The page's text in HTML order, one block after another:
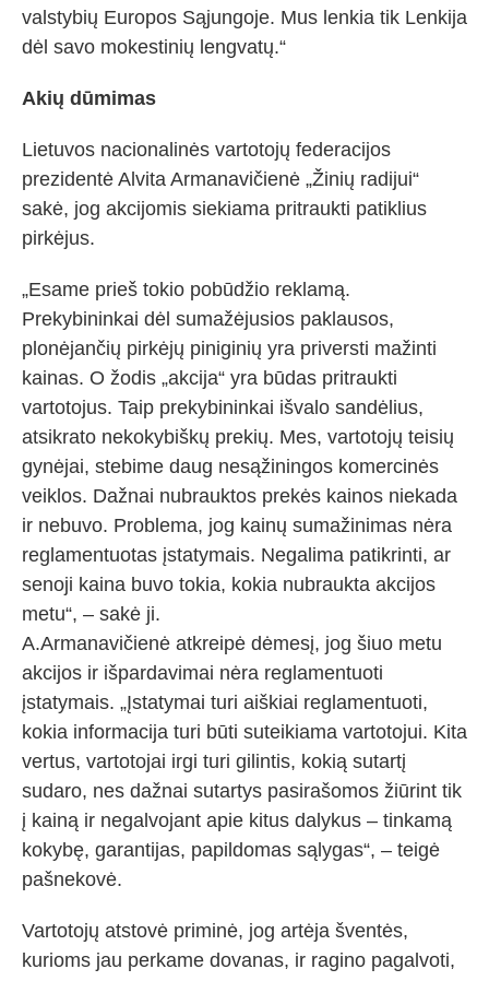
valstybių Europos Sąjungoje. Mus lenkia tik Lenkija
dėl savo mokestinių lengvatų.“
Akių dūmimas
Lietuvos nacionalinės vartotojų federacijos
prezidentė Alvita Armanavičienė „Žinių radijui“
sakė, jog akcijomis siekiama pritraukti patiklius
pirkėjus.
„Esame prieš tokio pobūdžio reklamą.
Prekybininkai dėl sumažėjusios paklausos,
plonėjančių pirkėjų piniginių yra priversti mažinti
kainas. O žodis „akcija“ yra būdas pritraukti
vartotojus. Taip prekybininkai išvalo sandėlius,
atsikrato nekokybiškų prekių. Mes, vartotojų teisių
gynėjai, stebime daug nesąžiningos komercinės
veiklos. Dažnai nubrauktos prekės kainos niekada
ir nebuvo. Problema, jog kainų sumažinimas nėra
reglamentuotas įstatymais. Negalima patikrinti, ar
senoji kaina buvo tokia, kokia nubraukta akcijos
metu“, – sakė ji.
A.Armanavičienė atkreipė dėmesį, jog šiuo metu
akcijos ir išpardavimai nėra reglamentuoti
įstatymais. „Įstatymai turi aiškiai reglamentuoti,
kokia informacija turi būti suteikiama vartotojui. Kita
vertus, vartotojai irgi turi gilintis, kokią sutartį
sudaro, nes dažnai sutartys pasirašomos žiūrint tik
į kainą ir negalvojant apie kitus dalykus – tinkamą
kokybę, garantijas, papildomas sąlygas“, – teigė
pašnekovė.
Vartotojų atstovė priminė, jog artėja šventės,
kurioms jau perkame dovanas, ir ragino pagalvoti,